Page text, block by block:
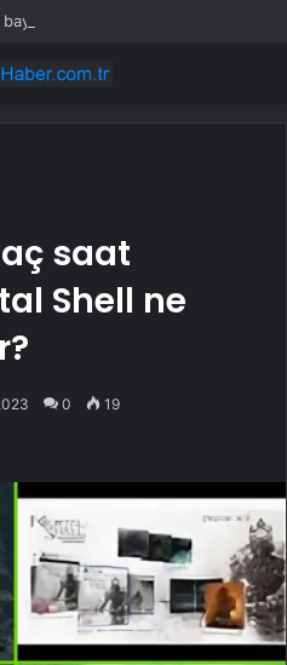
saat
Shell ne
0 19